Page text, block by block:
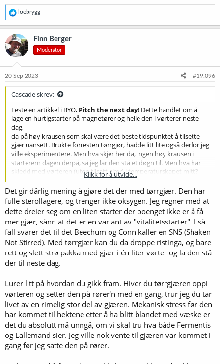
R
e
a
k
s
j
o
e
loebrygg
Finn Berger
Moderator
20 Sep 2023 #19.096
Cascade skrev:
Leste en artikkel i BYO, Pitch the next day! Dette handlet om å
lage en hurtigstarter på magnetører og helle den i vørterer neste
dag,
da på høy krausen som skal være det beste tidspunktet å tilsette
gjær uansett. Brukte forresten tørrgjør, hadde litt lite også derfor jeg
ville eksperimentere. Men hva skjer her da, ingen høy krausen i
starterern dagen derpå, så jeg lar den stå et døgn til. Men hva har
skjedd med vørteren (uten tilsatt gjær) i temperaturskapet mitt?
Joda, kjempehøy krausen og OG har falt flere poeng. Hvordan er
dette mulig? Gjæret her i Fermzilla med filter på slangen, kan det ha
ligget gjær fra tidligere som har våknet til liv i filteret? Jeg vasker og
desinfiserer nøye mellom hvert brygg.. Synes det var litt rart det
her..
Klikk for å utvide...
Det gir dårlig mening å gjøre det der med tørrgjær. Den har
fulle sterollagere, og trenger ikke oksygen. Jeg regner med at
dette dreier seg om en liten starter der poenget ikke er å få
mer gjær, sånn at det er en variant av "vitalitetsstarter". I så
fall svarer det til det Beechum og Conn kaller en SNS (Shaken
Not Stirred). Med tørrgjær kan du da droppe ristinga, og bare
rett og slett strø pakka med gjær i én liter vørter og la den stå
der til neste dag.
Lurer litt på hvordan du gikk fram. Hiver du tørrgjæren oppi
vørteren og setter den på rører'n med en gang, trur jeg du tar
livet av en rimelig stor del av gjæren. Mekanisk stress før den
har kommet til hektene etter å ha blitt blandet med væske er
det du absolutt må unngå, om vi skal tru hva både Fermentis
og Lallemand sier. Jeg ville nok vente til gjæren var kommet i
gang før jeg satte den på rører.